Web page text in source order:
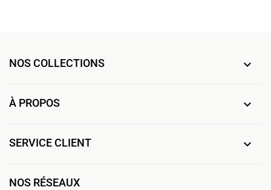
NOS COLLECTIONS 
À PROPOS 
SERVICE CLIENT 
NOS RÉSEAUX